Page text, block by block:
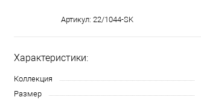
Артикул: 22/1044-SK
Характеристики:
Коллекция
Размер